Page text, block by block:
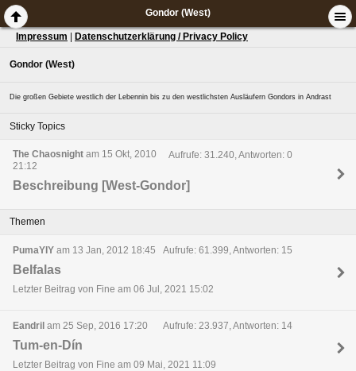
Gondor (West)
Impressum Datenschutzerklärung / Privacy Policy
Gondor (West)
Die großen Gebiete westlich der Lebennin bis zu den westlichsten Ausläufern Gondors in Andrast
Sticky Topics
The Chaosnight am 15 Okt, 2010
21:12
Aufrufe: 31.240, Antworten: 0
Beschreibung [West-Gondor]
Themen
PumaYIY am 13 Jan, 2012 18:45 Aufrufe: 61.399, Antworten: 15
Belfalas
Letzter Beitrag von Fine am 06 Jul, 2021 15:02
Eandril am 25 Sep, 2016 17:20 Aufrufe: 23.937, Antworten: 14
Tum-en-Dín
Letzter Beitrag von Fine am 09 Mai, 2021 11:09